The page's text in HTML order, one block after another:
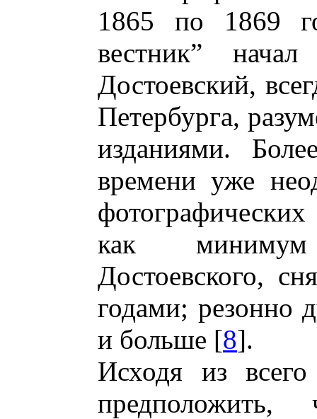
1865 по 1869
вестник”
Достоевский,
Петербурга,
изданиями.
времени уже
как
Достоевского,
годами; резонно
и больше [8].
Исходя из